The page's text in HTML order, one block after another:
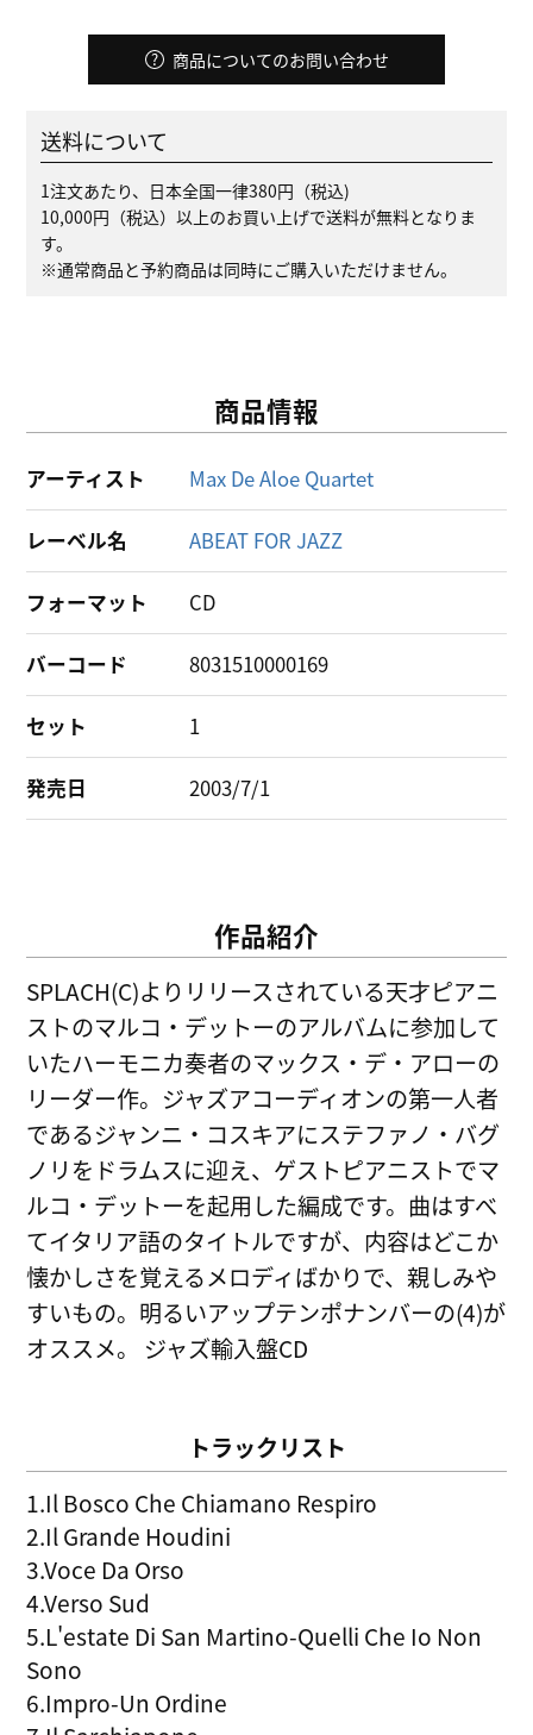
商品についてのお問い合わせ
送料について
1注文あたり、日本全国一律380円（税込)
10,000円（税込）以上のお買い上げで送料が無料となりま
す。
※通常商品と予約商品は同時にご購入いただけません。
商品情報
アーティスト Max De Aloe Quartet
レーベル名 ABEAT FOR JAZZ
フォーマット CD
バーコード 8031510000169
セット 1
発売日 2003/7/1
作品紹介
SPLACH(C)よりリリースされている天才ピアニ
ストのマルコ・デットーのアルバムに参加して
いたハーモニカ奏者のマックス・デ・アローの
リーダー作。ジャズアコーディオンの第一人者
であるジャンニ・コスキアにステファノ・バグ
ノリをドラムスに迎え、ゲストピアニストでマ
ルコ・デットーを起用した編成です。曲はすべ
てイタリア語のタイトルですが、内容はどこか
懐かしさを覚えるメロディばかりで、親しみや
すいもの。明るいアップテンポナンバーの(4)が
オススメ。 ジャズ輸入盤CD
トラックリスト
1.Il Bosco Che Chiamano Respiro
2.Il Grande Houdini
3.Voce Da Orso
4.Verso Sud
5.L'estate Di San Martino-Quelli Che Io Non
Sono
6.Impro-Un Ordine